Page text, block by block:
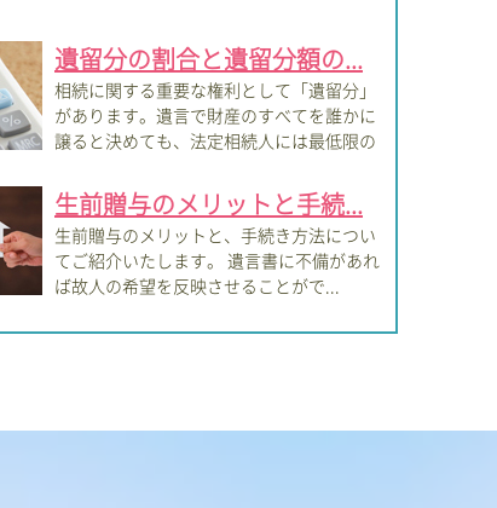
遺留分の割合と遺留分額の...
相続に関する重要な権利として「遺留分」
があります。遺言で財産のすべてを誰かに
譲ると決めても、法定相続人には最低限の
生前贈与のメリットと手続...
生前贈与のメリットと、手続き方法につい
てご紹介いたします。 遺言書に不備があれ
ば故人の希望を反映させることがで...